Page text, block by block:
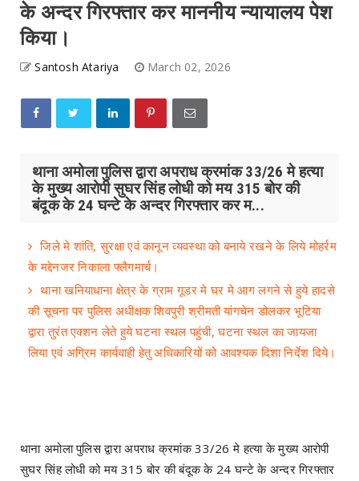
के अन्दर गिरफ्तार कर माननीय न्यायालय पेश
किया।
Santosh Atariya March 02, 2026
थाना अमोला पुलिस द्वारा अपराध क्रमांक 33/26 मे हत्या
के मुख्य आरोपी सुघर सिंह लोधी को मय 315 बोर की
बंदूक के 24 घन्टे के अन्दर गिरफ्तार कर म...
जिले मे शांति, सुरक्षा एवं कानून व्यवस्था को बनाये रखने के लिये मोहर्रम
के मद्देनजर निकाला फ्लैगमार्च।
थाना खनियाधाना क्षेत्र के ग्राम गूडर मे घर मे आग लगने से हुये हादसे
की सूचना पर पुलिस अधीक्षक शिवपुरी श्रीमती यांगचेन डोलकर भूटिया
द्वारा तुरंत एक्शन लेते हुये घटना स्थल पहुंची, घटना स्थल का जायजा
लिया एवं अग्रिम कार्यवाही हेतु अधिकारियों को आवश्यक दिशा निर्देश दिये।
थाना अमोला पुलिस द्वारा अपराध क्रमांक 33/26 मे हत्या के मुख्य आरोपी
सुघर सिंह लोधी को मय 315 बोर की बंदूक के 24 घन्टे के अन्दर गिरफ्तार